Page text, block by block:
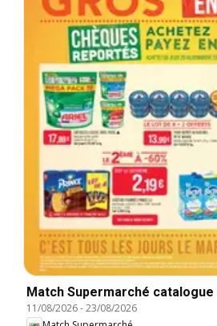
Match Supermarché catalogue
11/08/2026-23/08/2026